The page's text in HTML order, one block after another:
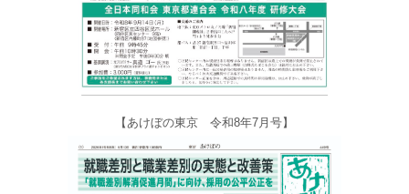
【あけぼの東京 令和8年7月号】